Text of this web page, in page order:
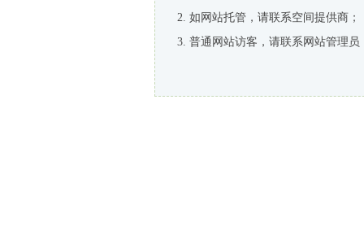
如网站托管，请联系空间提供商；
普通网站访客，请联系网站管理员